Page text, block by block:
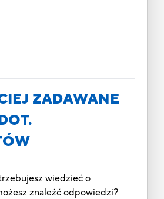
ZADAWANE
wiedzieć o
znaleźć odpowiedzi?